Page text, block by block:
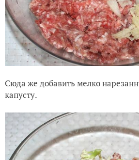
Сюда же добавить мелко
капусту.